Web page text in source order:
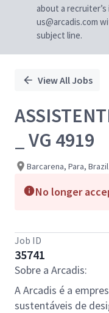
about a
us@arcadis.com
subject line.
View All Jobs
_ VG 4919
Barcarena, Para, Brazil
No longer
Job ID
35741
Sobre a Arcadis:
A Arcadis é a
sustentáveis de